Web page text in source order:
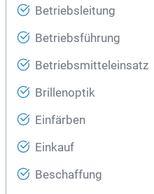
Betriebsleitung
Betriebsführung
Betriebsmitteleinsatz
Brillenoptik
Einfärben
Einkauf
Beschaffung